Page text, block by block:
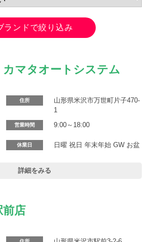
ランドで絞り込み
カマタオートシステム
住所
山形県米沢市万世町片子470-
1
営業時間 9:00～18:00
休業日 日曜 祝日 年末年始 GW お盆
詳細をみる
前店